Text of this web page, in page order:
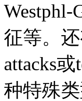
Westphl-
征等。
attacks
种特殊